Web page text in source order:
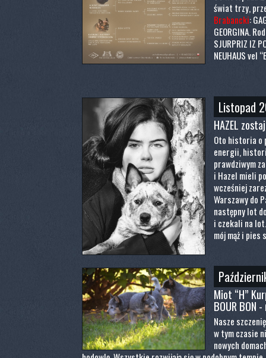
świat trzy,
Brabancki:
GEORGINA.
SJURPRIZ IZ
NEUHAUS vel
Listopad
HAZEL
Oto historia o
energii,
prawdziwym
i Hazel mieli
wcześniej
Warszawy do
następny lot
i czekali na
mój mąż i pies
Miot “H”
BOUR BON
Nasze
w tym czasie
nowych